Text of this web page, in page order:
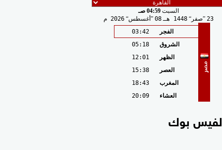
السبت 04:59 صـ
23 صفر 1448 هـ 08 أغسطس 2026 م
مصر
الفجر
03:42
الشروق
05:18
الظهر
12:01
العصر
15:38
المغرب
18:43
العشاء
20:09
بوك